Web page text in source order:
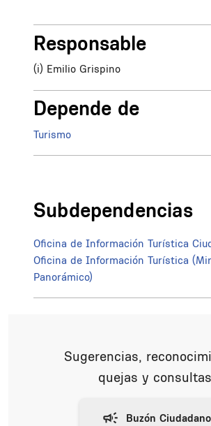
Responsable
(i) Emilio Grispino
Depende de
Turismo
Subdependencias
Oficina de Información Turística
Oficina de Información Turística
Panorámico)
Sugerencias,
quejas y